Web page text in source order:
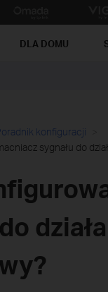
DLA DOMU
konfiguracji
sygnału do